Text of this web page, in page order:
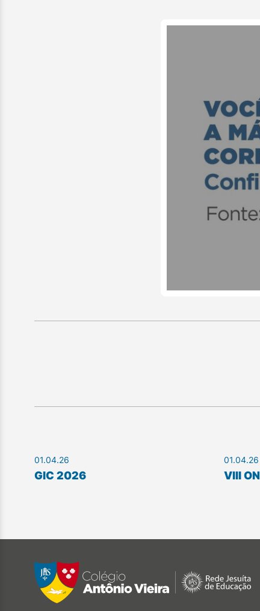
01.04.26
GIC 2026
01.04.26
VIII